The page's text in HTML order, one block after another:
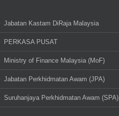
Jabatan Kastam DiRaja Malaysia
PERKASA PUSAT
Ministry of Finance Malaysia (MoF)
Jabatan Perkhidmatan Awam (JPA)
Suruhanjaya Perkhidmatan Awam (SPA)